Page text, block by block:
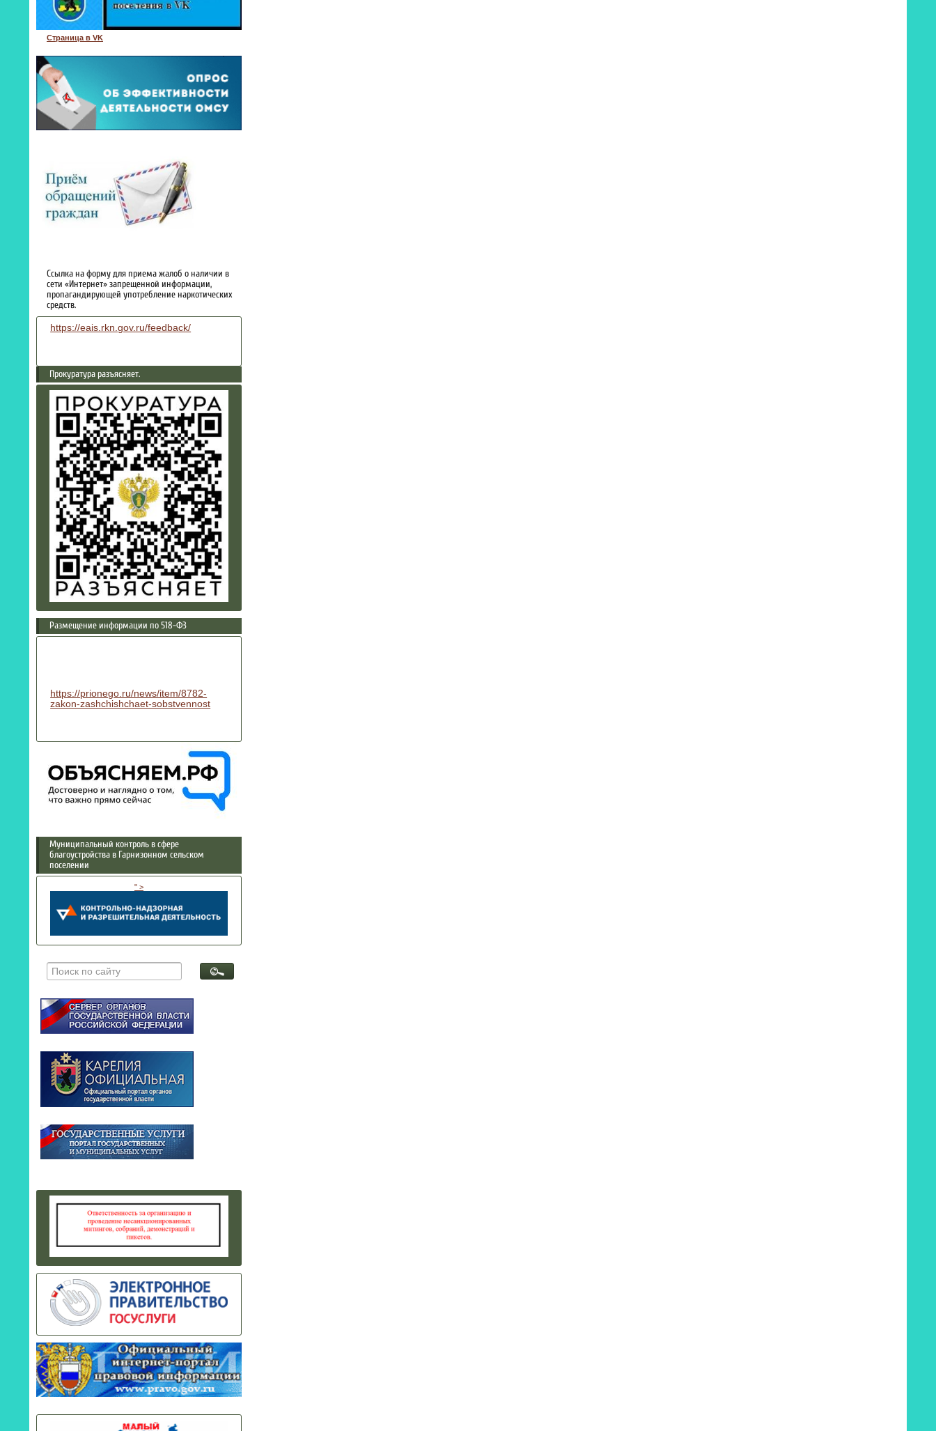
Страница в VK
Ссылка на форму для приема жалоб о наличии в
сети «Интернет» запрещенной информации,
пропагандирующей употребление наркотических
средств.
https://eais.rkn.gov.ru/feedback/
Прокуратура разъясняет.
Размещение информации по 518-ФЗ
https://prionego.ru/news/item/8782-
zakon-zashchishchaet-sobstvennost
Муниципальный контроль в сфере
благоустройства в Гарнизонном сельском
поселении
" >